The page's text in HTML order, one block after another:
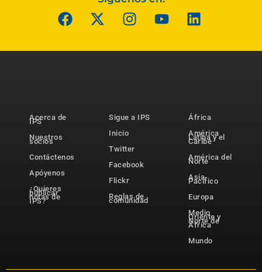
Acerca de
IPS
Nuestros
socios
Contáctenos
Apóyenos
¿Quieres
publicar
notas de
IPS?
Sigue a IPS
Inicio
Twitter
Facebook
Flickr
Reglas de
comunidad
África
América
Latina y el
Caribe
América del
Norte
Asia-
Pacífico
Europa
Medio
Oriente y
Norte de
África
Mundo